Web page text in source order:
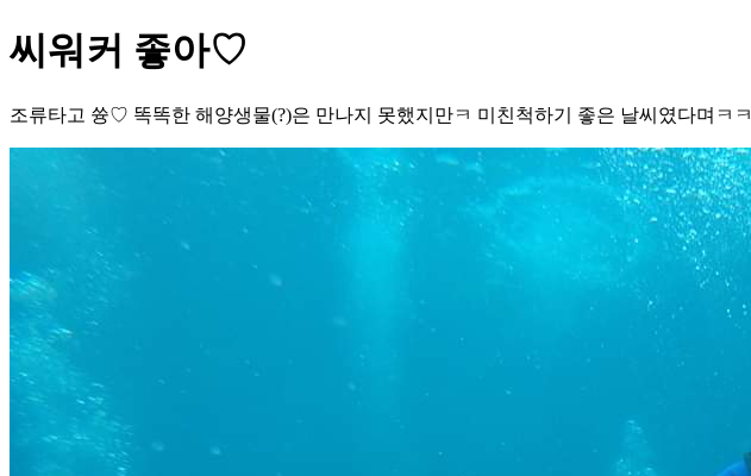
씨워커 좋아♡
조류타고 쓩♡ 똑똑한 해양생물(?)은 만나지 못했지만ㅋ 미친척하기 좋은 날씨였다며ㅋㅋ